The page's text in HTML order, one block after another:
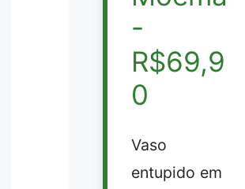
-
R$69,9
0
Vaso
entupido em